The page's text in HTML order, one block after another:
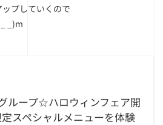
プしていくので
_)m
ループ☆ハロウィンフェア開
スペシャルメニューを体験